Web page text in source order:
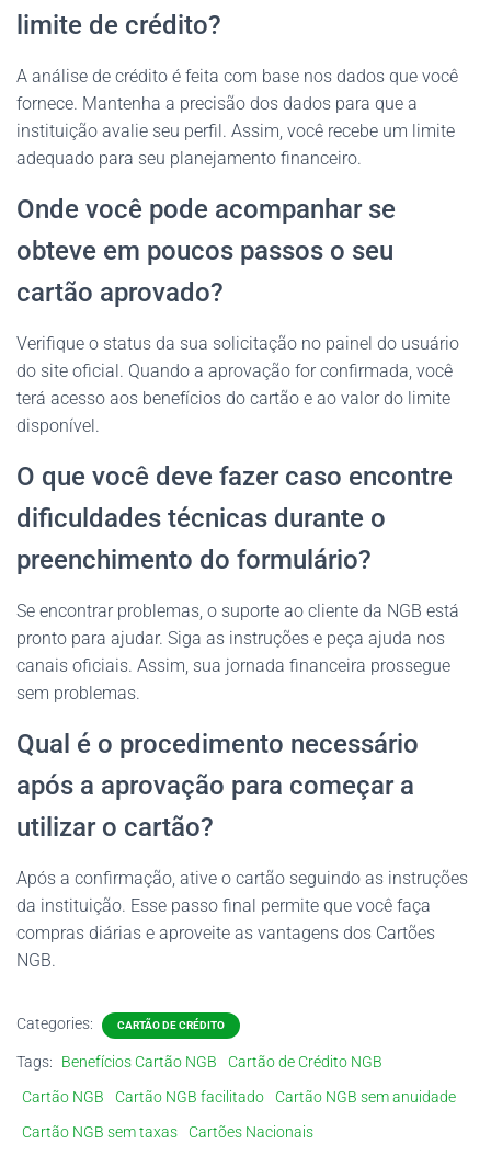
limite de crédito?
A análise de crédito é feita com base nos dados que você
fornece. Mantenha a precisão dos dados para que a
instituição avalie seu perfil. Assim, você recebe um limite
adequado para seu planejamento financeiro.
Onde você pode acompanhar se
obteve em poucos passos o seu
cartão aprovado?
Verifique o status da sua solicitação no painel do usuário
do site oficial. Quando a aprovação for confirmada, você
terá acesso aos benefícios do cartão e ao valor do limite
disponível.
O que você deve fazer caso encontre
dificuldades técnicas durante o
preenchimento do formulário?
Se encontrar problemas, o suporte ao cliente da NGB está
pronto para ajudar. Siga as instruções e peça ajuda nos
canais oficiais. Assim, sua jornada financeira prossegue
sem problemas.
Qual é o procedimento necessário
após a aprovação para começar a
utilizar o cartão?
Após a confirmação, ative o cartão seguindo as instruções
da instituição. Esse passo final permite que você faça
compras diárias e aproveite as vantagens dos Cartões
NGB.
Categories: CARTÃO DE CRÉDITO
Tags: Benefícios Cartão NGB
Cartão de Crédito NGB
Cartão NGB
Cartão NGB facilitado
Cartão NGB sem anuidade
Cartão NGB sem taxas
Cartões Nacionais